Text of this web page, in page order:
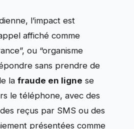
l’impact est
affiché comme
ou “organisme
sans prendre de
la fraude en ligne se
le téléphone, avec des
reçus par SMS ou des
présentées comme